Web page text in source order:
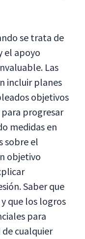
se trata de
el apoyo
Las
incluir planes
objetivos
progresar
medidas en
sobre el
objetivo
Saber que
que los logros
para
cualquier